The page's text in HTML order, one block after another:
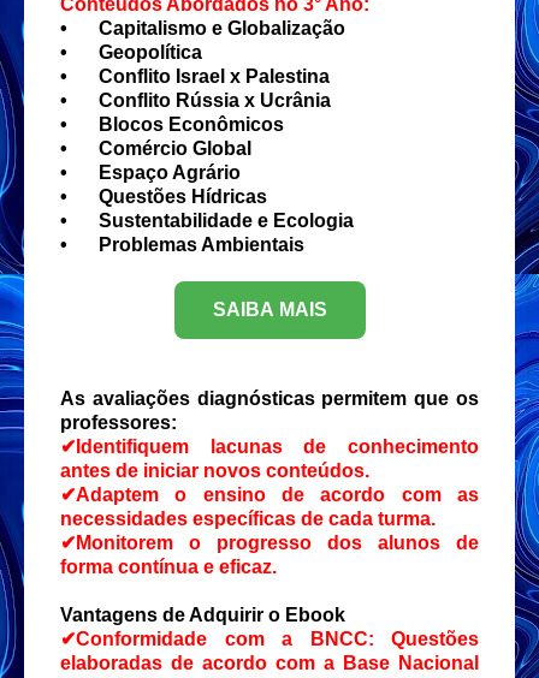
Conteúdos Abordados no 3° Ano:
•
Capitalismo e Globalização
•
Geopolítica
•
Conflito Israel x Palestina
•
Conflito Rússia x Ucrânia
•
Blocos Econômicos
•
Comércio Global
•
Espaço Agrário
•
Questões Hídricas
•
Sustentabilidade e Ecologia
•
Problemas Ambientais
SAIBA MAIS
As avaliações diagnósticas permitem que os
professores:
✔Identifiquem lacunas de conhecimento
antes de iniciar novos conteúdos.
✔Adaptem o ensino de acordo com as
necessidades específicas de cada turma.
✔Monitorem o progresso dos alunos de
forma contínua e eficaz.
Vantagens de Adquirir o Ebook
✔Conformidade com a BNCC: Questões
elaboradas de acordo com a Base Nacional